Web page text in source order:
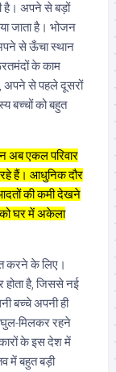
है। अपने से बड़ों
जाता है। भोजन
से ऊँचा स्थान
के काम
अपने से पहले दूसरों
बच्चों को बहुत
अब एकल परिवार
हैं। आधुनिक दौर
आदतों की कमी देखने
को घर में अकेला
करने के लिए।
होता है, जिससे नई
बच्चे अपनी ही
घुल-मिलकर रहने
के इस देश में
में बहुत बड़ी